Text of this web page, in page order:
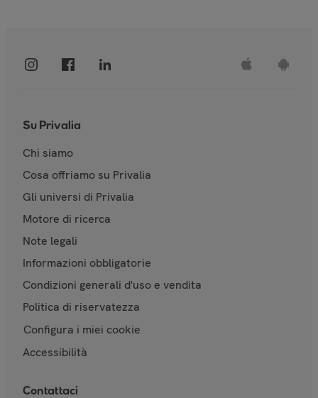
Su Privalia
Chi siamo
Cosa offriamo su Privalia
Gli universi di Privalia
Motore di ricerca
Note legali
Informazioni obbligatorie
Condizioni generali d'uso e vendita
Politica di riservatezza
Configura i miei cookie
Accessibilità
Contattaci